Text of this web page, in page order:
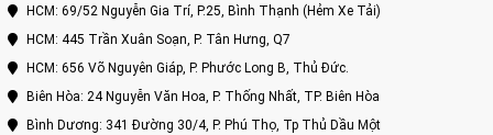
HCM: 69/52 Nguyễn Gia Trí, P.25, Bình Thạnh (Hẻm Xe Tải)
HCM: 445 Trần Xuân Soạn, P. Tân Hưng, Q7
HCM: 656 Võ Nguyên Giáp, P. Phước Long B, Thủ Đức.
Biên Hòa: 24 Nguyễn Văn Hoa, P. Thống Nhất, TP. Biên Hòa
Bình Dương: 341 Đường 30/4, P. Phú Thọ, Tp Thủ Dầu Một